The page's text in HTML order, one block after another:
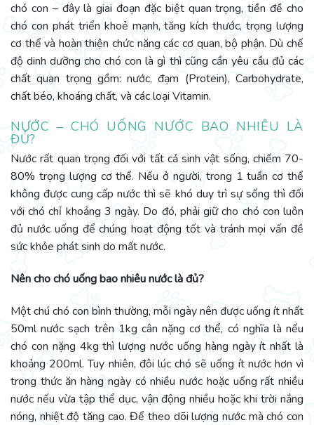
chó con – đây là giai đoạn đặc biệt quan trọng, tiền đề cho
chó con phát triển khoẻ mạnh, tăng kích thước, trọng lượng
cơ thể và hoàn thiện chức năng các cơ quan, bộ phận. Dù chế
độ dinh dưỡng cho chó con là gì thì cũng cần yêu cầu đủ các
chất quan trọng gồm: nước, đạm (Protein), Carbohydrate,
chất béo, khoáng chất, và các loại Vitamin.
NƯỚC – CHÓ UỐNG NƯỚC BAO NHIÊU LÀ
ĐỦ?
Nước rất quan trọng đối với tất cả sinh vật sống, chiếm 70-
80% trọng lượng cơ thể. Nếu ở người, trong 1 tuần cơ thể
không được cung cấp nước thì sẽ khó duy trì sự sống thì đối
với chó chỉ khoảng 3 ngày. Do đó, phải giữ cho chó con luôn
đủ nước uống để chúng hoạt động tốt và tránh mọi vấn đề
sức khỏe phát sinh do mất nước.
Nên cho chó uống bao nhiêu nước là đủ?
Một chú chó con bình thường, mỗi ngày nên được uống ít nhất
50ml nước sạch trên 1kg cân nặng cơ thể, có nghĩa là nếu
chó con nặng 4kg thì lượng nước uống hàng ngày ít nhất là
khoảng 200ml. Tuy nhiên, đôi lúc chó sẽ uống ít nước hơn vì
trong thức ăn hàng ngày có nhiều nước hoặc uống rất nhiều
nước nếu vừa tập thể dục, vận động nhiều hoặc khi trời nắng
nóng, nhiệt độ tăng cao. Để theo dõi lượng nước mà chó con